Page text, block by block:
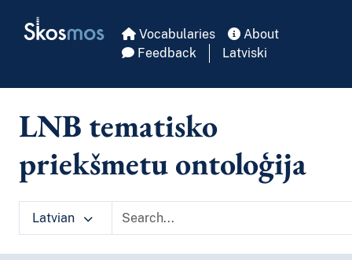
Skosmos Vocabularies
About
Feedback
Latviski
LNB tematisko
priekšmetu ontoloģija
Latvian